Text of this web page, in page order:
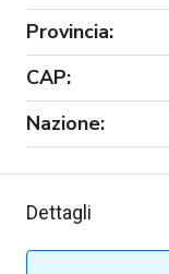
Provincia:
CAP:
Nazione:
Dettagli